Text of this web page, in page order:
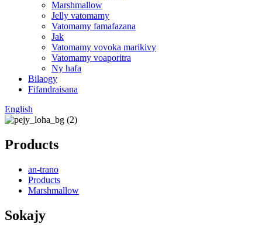
Marshmallow
Jelly vatomamy
Vatomamy famafazana
Jak
Vatomamy vovoka marikivy
Vatomamy voaporitra
Ny hafa
Bilaogy
Fifandraisana
English
Products
an-trano
Products
Marshmallow
Sokajy